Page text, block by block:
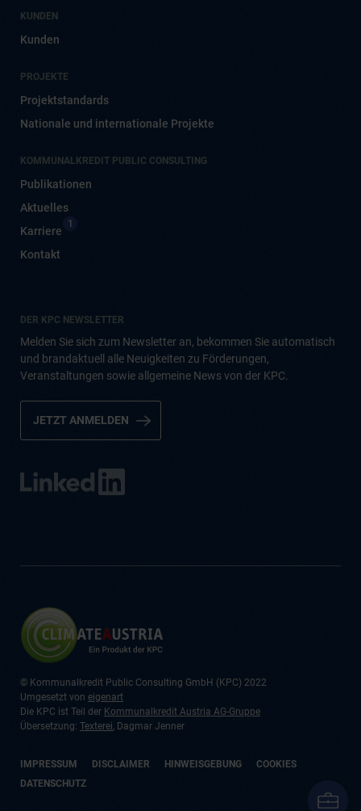
KUNDEN
Kunden
PROJEKTE
Projektstandards
Nationale und internationale Projekte
KOMMUNALKREDIT PUBLIC CONSULTING
Publikationen
Aktuelles
Karriere
1
Kontakt
DER KPC NEWSLETTER
Melden Sie sich zum Newsletter an, bekommen Sie automatisch
und brandaktuell alle Neuigkeiten zu Förderungen,
Veranstaltungen sowie allgemeine News von der KPC.
JETZT ANMELDEN
© Kommunalkredit Public Consulting GmbH (KPC) 2022
Umgesetzt von eigenart
Die KPC ist Teil der Kommunalkredit Austria AG-Gruppe
Übersetzung: Texterei, Dagmar Jenner
IMPRESSUM DISCLAIMER HINWEISGEBUNG
COOKIES
DATENSCHUTZ